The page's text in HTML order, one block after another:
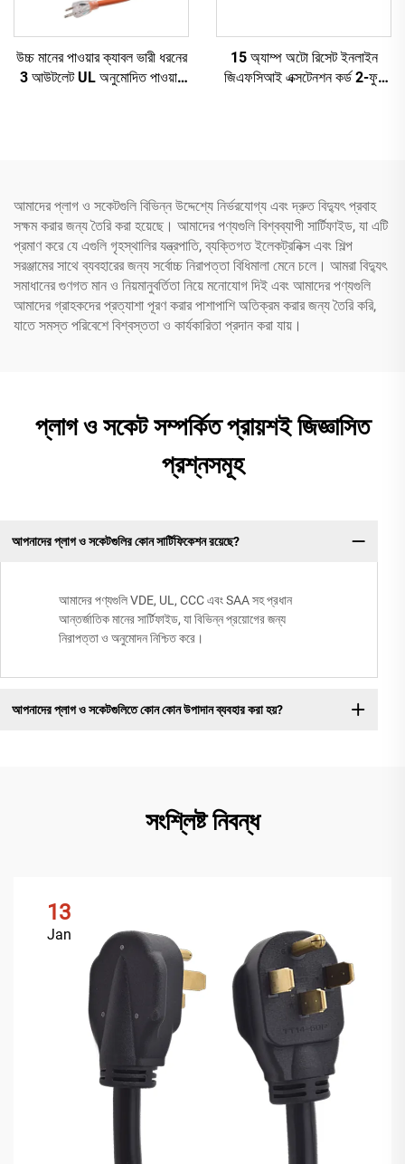
উচ্চ মানের পাওয়ার ক্যাবল ভারী ধরনের
3 আউটলেট UL অনুমোদিত পাওয়ার
15 অ্যাম্প অটো রিসেট ইনলাইন
জিএফসিআই এক্সটেনশন কর্ড 2-ফুট
আমাদের প্লাগ ও সকেটগুলি বিভিন্ন উদ্দেশ্যে নির্ভরযোগ্য এবং দ্রুত বিদ্যুৎ প্রবাহ
সক্ষম করার জন্য তৈরি করা হয়েছে। আমাদের পণ্যগুলি বিশ্বব্যাপী সার্টিফাইড, যা এটি
প্রমাণ করে যে এগুলি গৃহস্থালির যন্ত্রপাতি, ব্যক্তিগত ইলেকট্রনিক্স এবং শিল্প
সরঞ্জামের সাথে ব্যবহারের জন্য সর্বোচ্চ নিরাপত্তা বিধিমালা মেনে চলে। আমরা বিদ্যুৎ
সমাধানের গুণগত মান ও নিয়মানুবর্তিতা নিয়ে মনোযোগ দিই এবং আমাদের পণ্যগুলি
আমাদের গ্রাহকদের প্রত্যাশা পূরণ করার পাশাপাশি অতিক্রম করার জন্য তৈরি করি,
যাতে সমস্ত পরিবেশে বিশ্বস্ততা ও কার্যকারিতা প্রদান করা যায়।
প্লাগ ও সকেট সম্পর্কিত প্রায়শই জিজ্ঞাসিত
প্রশ্নসমূহ
আপনাদের প্লাগ ও সকেটগুলির কোন সার্টিফিকেশন রয়েছে?
আমাদের পণ্যগুলি VDE, UL, CCC এবং SAA সহ প্রধান
আন্তর্জাতিক মানের সার্টিফাইড, যা বিভিন্ন প্রয়োগের জন্য
নিরাপত্তা ও অনুমোদন নিশ্চিত করে।
আপনাদের প্লাগ ও সকেটগুলিতে কোন কোন উপাদান ব্যবহার করা হয়?
সংশ্লিষ্ট নিবন্ধ
13
Jan